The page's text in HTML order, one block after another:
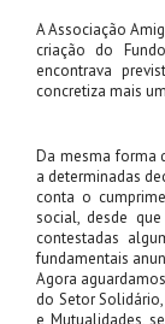
A Associação
criação do
encontrava
concretiza mais
Da mesma forma
a determinadas
conta o
social, desde
contestadas
fundamentais
Agora
do Setor
e Mutualidades,